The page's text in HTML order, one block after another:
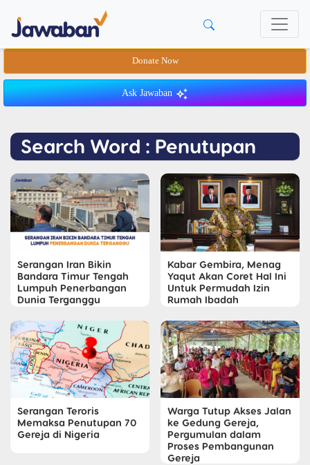
Donate Now
Ask Jawaban
Search Word : Penutupan
Serangan Iran Bikin
Bandara Timur Tengah
Lumpuh Penerbangan
Dunia Terganggu
Kabar Gembira, Menag
Yaqut Akan Coret Hal Ini
Untuk Permudah Izin
Rumah Ibadah
Serangan Teroris
Memaksa Penutupan 70
Gereja di Nigeria
Warga Tutup Akses Jalan
ke Gedung Gereja,
Pergumulan dalam
Proses Pembangunan
Gereja